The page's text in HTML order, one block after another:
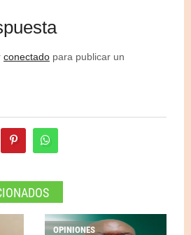
conectado para publicar un
OPINIONES